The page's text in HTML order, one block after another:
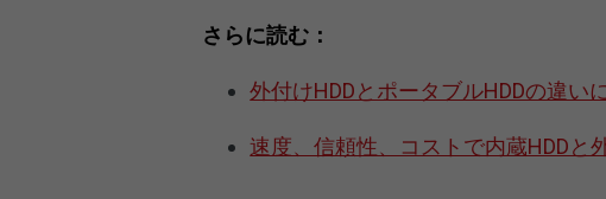
さらに読む：
外付けHDDとポータブルHDDの違い
速度、信頼性、コストで内蔵HDDと